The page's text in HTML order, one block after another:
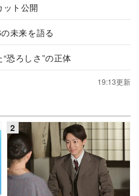
ト公開
未来を語る
恐ろしさ”の正体
19:13更新